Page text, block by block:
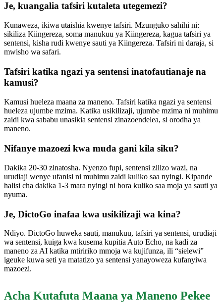
Je, kuangalia tafsiri kutaleta utegemezi?
Kunaweza, ikiwa utaishia kwenye tafsiri. Mzunguko sahihi ni:
sikiliza Kiingereza, soma manukuu ya Kiingereza, kagua tafsiri ya
sentensi, kisha rudi kwenye sauti ya Kiingereza. Tafsiri ni daraja, si
mwisho wa safari.
Tafsiri katika ngazi ya sentensi inatofautianaje na
kamusi?
Kamusi hueleza maana za maneno. Tafsiri katika ngazi ya sentensi
hueleza ujumbe mzima. Katika usikilizaji, ujumbe mzima ni muhimu
zaidi kwa sababu unasikia sentensi zinazoendelea, si orodha ya
maneno.
Nifanye mazoezi kwa muda gani kila siku?
Dakika 20-30 zinatosha. Nyenzo fupi, sentensi zilizo wazi, na
urudiaji wenye ufanisi ni muhimu zaidi kuliko saa nyingi. Kipande
halisi cha dakika 1-3 mara nyingi ni bora kuliko saa moja ya sauti ya
nyuma.
Je, DictoGo inafaa kwa usikilizaji wa kina?
Ndiyo. DictoGo huweka sauti, manukuu, tafsiri ya sentensi, urudiaji
wa sentensi, kuiga kwa kusema kupitia Auto Echo, na kadi za
maneno za AI katika mtiririko mmoja wa kujifunza, ili “sielewi”
igeuke kuwa seti ya matatizo ya sentensi yanayoweza kufanyiwa
mazoezi.
Acha Kutafuta Maana ya Maneno Pekee